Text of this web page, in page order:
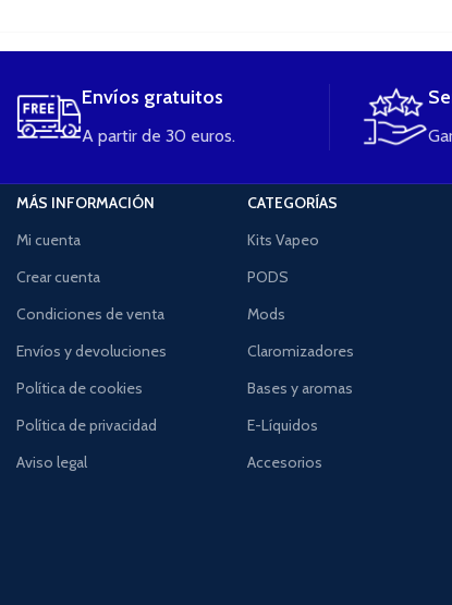
Envíos gratuitos
A partir de 30 euros.
MÁS INFORMACIÓN
Mi cuenta
Crear cuenta
Condiciones de venta
Envíos y devoluciones
Política de cookies
Política de privacidad
Aviso legal
CATEGORÍAS
Kits Vapeo
PODS
Mods
Claromizadores
Bases y aromas
E-Líquidos
Accesorios